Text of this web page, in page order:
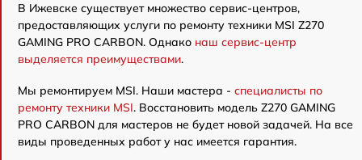
В Ижевске существует множество сервис-центров,
предоставляющих услуги по ремонту техники MSI Z270
GAMING PRO CARBON. Однако наш сервис-центр
выделяется преимуществами.
Мы ремонтируем MSI. Наши мастера - специалисты по
ремонту техники MSI. Восстановить модель Z270 GAMING
PRO CARBON для мастеров не будет новой задачей. На все
виды проведенных работ у нас имеется гарантия.